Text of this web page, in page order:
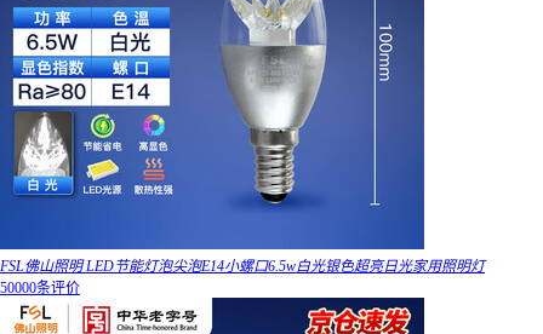
FSL佛山照明 LED节能灯泡尖泡E14小螺口6.5w白光银色超亮日光家用照明灯
50000条评价